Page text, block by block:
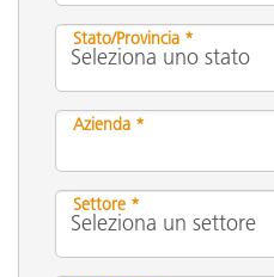
Stato/Provincia *
Azienda *
Settore *